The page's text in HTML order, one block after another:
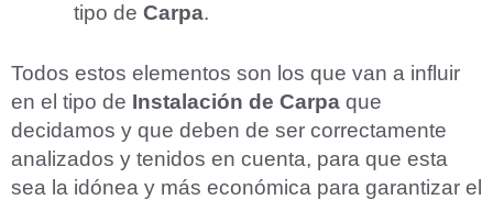
tipo de Carpa.
Todos estos elementos son los que van a influir
en el tipo de Instalación de Carpa que
decidamos y que deben de ser correctamente
analizados y tenidos en cuenta, para que esta
sea la idónea y más económica para garantizar el